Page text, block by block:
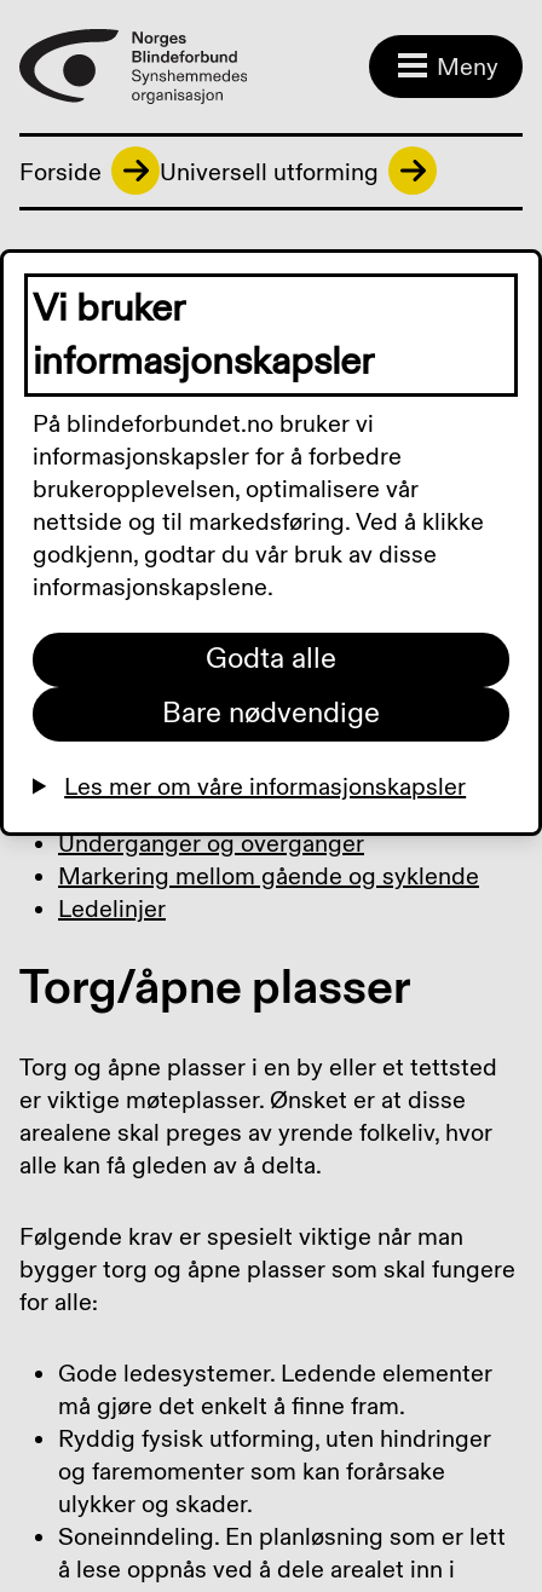
Meny
Forside Universell utforming
Norges
Blindeforbunds
krav til uteområder
Blindeforbundet vil imidlertid understreke at
hvert enkelt uteområde som planlegges og
bygges er unikt. Det avgjørende for et
vellykket resultat, er en konkret og målrettet
prosess knyttet til akkurat det torget, den
Torg / åpne plasser
Fortau og gågater
Underganger og overganger
Markering mellom gående og syklende
Ledelinjer
Torg/åpne plasser
Torg og åpne plasser i en by eller et tettsted
er viktige møteplasser. Ønsket er at disse
arealene skal preges av yrende folkeliv, hvor
alle kan få gleden av å delta.
Følgende krav er spesielt viktige når man
bygger torg og åpne plasser som skal fungere
for alle:
Gode ledesystemer. Ledende elementer
må gjøre det enkelt å finne fram.
Ryddig fysisk utforming, uten hindringer
og faremomenter som kan forårsake
ulykker og skader.
Soneinndeling. En planløsning som er lett
å lese oppnås ved å dele arealet inn i
Vi bruker
informasjonskapsler
På blindeforbundet.no bruker vi
informasjonskapsler for å forbedre
brukeropplevelsen, optimalisere vår
nettside og til markedsføring. Ved å klikke
godkjenn, godtar du vår bruk av disse
informasjonskapslene.
Godta alle
Bare nødvendige
Les mer om våre informasjonskapsler